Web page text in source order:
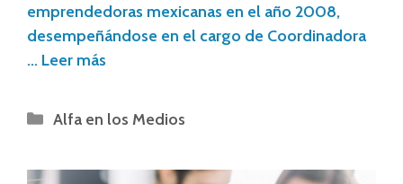
emprendedoras mexicanas en el año 2008,
desempeñándose en el cargo de Coordinadora
… Leer más
Alfa en los Medios